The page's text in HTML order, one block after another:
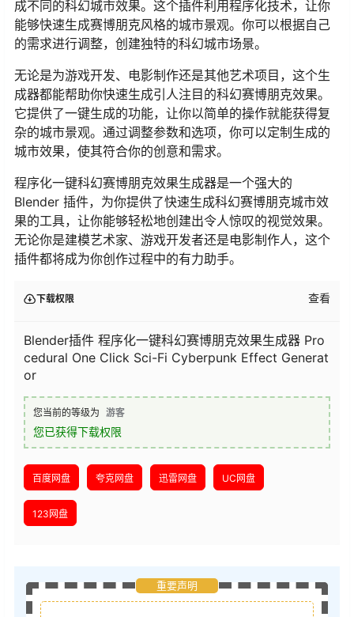
成不同的科幻城市效果。这个插件利用程序化技术，让你
能够快速生成赛博朋克风格的城市景观。你可以根据自己
的需求进行调整，创建独特的科幻城市场景。
无论是为游戏开发、电影制作还是其他艺术项目，这个生
成器都能帮助你快速生成引人注目的科幻赛博朋克效果。
它提供了一键生成的功能，让你以简单的操作就能获得复
杂的城市景观。通过调整参数和选项，你可以定制生成的
城市效果，使其符合你的创意和需求。
程序化一键科幻赛博朋克效果生成器是一个强大的
Blender 插件，为你提供了快速生成科幻赛博朋克城市效
果的工具，让你能够轻松地创建出令人惊叹的视觉效果。
无论你是建模艺术家、游戏开发者还是电影制作人，这个
插件都将成为你创作过程中的有力助手。
下载权限 查看
Blender插件 程序化一键科幻赛博朋克效果生成器 Pro
cedural One Click Sci-Fi Cyberpunk Effect Generat
or
您当前的等级为 游客
您已获得下载权限
百度网盘 夸克网盘 迅雷网盘 UC网盘
123网盘
重要声明